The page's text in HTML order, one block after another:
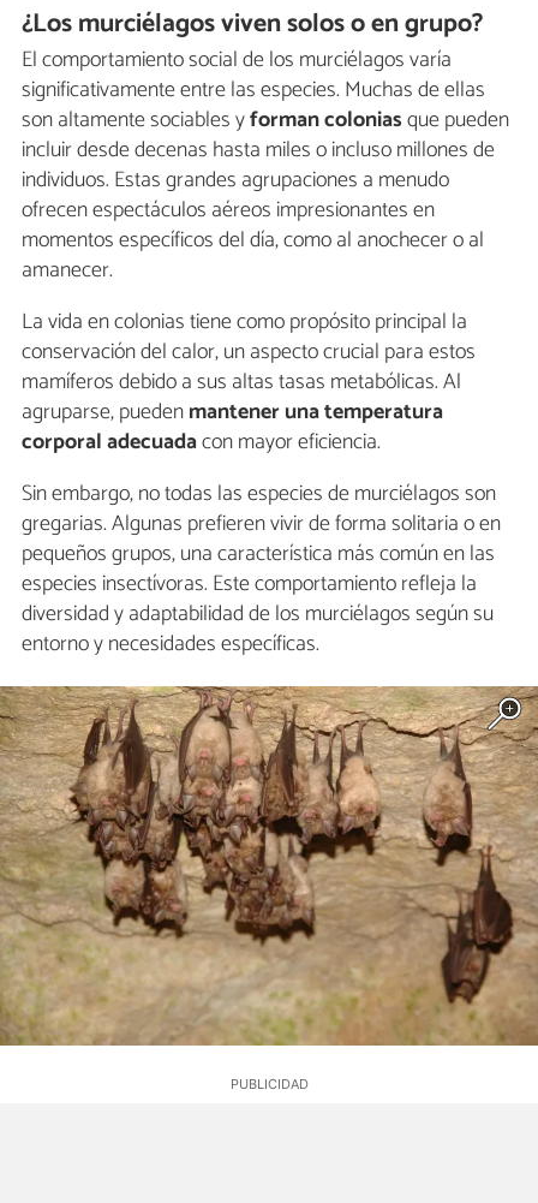
¿Los murciélagos viven solos o en grupo?
El comportamiento social de los murciélagos varía
significativamente entre las especies. Muchas de ellas
son altamente sociables yforman coloniasque pueden
incluir desde decenas hasta miles o incluso millones de
individuos. Estas grandes agrupaciones a menudo
ofrecen espectáculos aéreos impresionantes en
momentos específicos del día, como al anochecer o al
amanecer.
La vida en colonias tiene como propósito principal la
conservación del calor, un aspecto crucial para estos
mamíferos debido a sus altas tasas metabólicas. Al
agruparse, puedenmantener una temperatura
corporal adecuadacon mayor eficiencia.
Sin embargo, no todas las especies de murciélagos son
gregarias. Algunas prefieren vivir de forma solitaria o en
pequeños grupos, una característica más común en las
especies insectívoras. Este comportamiento refleja la
diversidad y adaptabilidad de los murciélagos según su
entorno y necesidades específicas.